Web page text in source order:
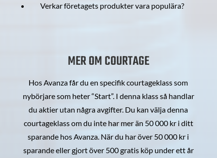
Verkar företagets produkter vara populära?
MER OM COURTAGE
Hos Avanza får du en specifik courtageklass som
nybörjare som heter “Start”. I denna klass så handlar
du aktier utan några avgifter. Du kan välja denna
courtageklass om du inte har mer än 50 000 kr i ditt
sparande hos Avanza. När du har över 50 000 kr i
sparande eller gjort över 500 gratis köp under ett år